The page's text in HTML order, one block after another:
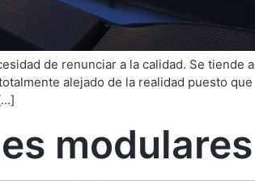
de renunciar a la calidad. Se tiende a
alejado de la realidad puesto que
modulares